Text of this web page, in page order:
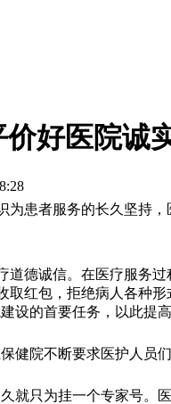
好医院诚
为患者服务的长久坚持
道德诚信。在医疗服
取红包，拒绝病人各种
设的首要任务，以此
健院不断要求医护人员
就只为挂一个专家号。